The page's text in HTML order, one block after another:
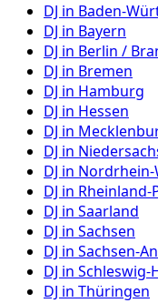
DJ in Baden-
DJ in Bayern
DJ in Berlin /
DJ in Bremen
DJ in Hamburg
DJ in Hessen
DJ in
DJ in
DJ in Nordrhein-
DJ in Rheinland-
DJ in Saarland
DJ in Sachsen
DJ in Sachsen-
DJ in Schleswig-
DJ in Thüringen